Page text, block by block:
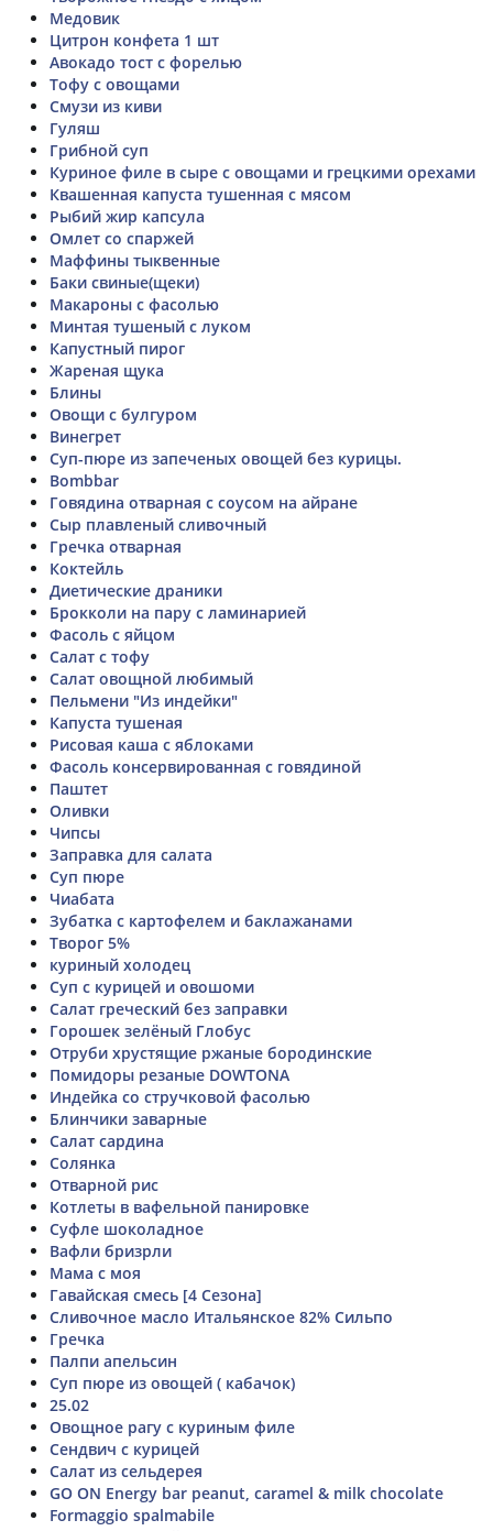
Медовик
Цитрон конфета 1 шт
Авокадо тост с форелью
Тофу с овощами
Смузи из киви
Гуляш
Грибной суп
Куриное филе в сыре с овощами и грецкими орехами
Квашенная капуста тушенная с мясом
Рыбий жир капсула
Омлет со спаржей
Маффины тыквенные
Баки свиные(щеки)
Макароны с фасолью
Минтая тушеный с луком
Капустный пирог
Жареная щука
Блины
Овощи с булгуром
Винегрет
Суп-пюре из запеченых овощей без курицы.
Bombbar
Говядина отварная с соусом на айране
Сыр плавленый сливочный
Гречка отварная
Коктейль
Диетические драники
Брокколи на пару с ламинарией
Фасоль с яйцом
Салат с тофу
Салат овощной любимый
Пельмени "Из индейки"
Капуста тушеная
Рисовая каша с яблоками
Фасоль консервированная с говядиной
Паштет
Оливки
Чипсы
Заправка для салата
Суп пюре
Чиабата
Зубатка с картофелем и баклажанами
Творог 5%
куриный холодец
Суп с курицей и овошоми
Салат греческий без заправки
Горошек зелёный Глобус
Отруби хрустящие ржаные бородинские
Помидоры резаные DOWTONA
Индейка со стручковой фасолью
Блинчики заварные
Салат сардина
Солянка
Отварной рис
Котлеты в вафельной панировке
Суфле шоколадное
Вафли бризрли
Мама с моя
Гавайская смесь [4 Сезона]
Сливочное масло Итальянское 82% Сильпо
Гречка
Палпи апельсин
Суп пюре из овощей ( кабачок)
25.02
Овощное рагу с куриным филе
Сендвич с курицей
Салат из сельдерея
GO ON Energy bar peanut, caramel & milk chocolate
Formaggio spalmabile